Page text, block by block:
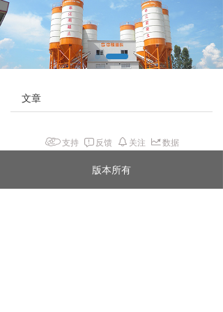
文章
支持 反馈 关注 数据
版本所有